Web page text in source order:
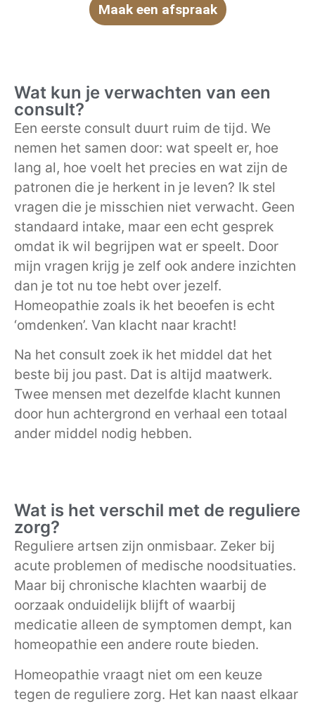
Maak een afspraak
Wat kun je verwachten van een
consult?
Een eerste consult duurt ruim de tijd. We
nemen het samen door: wat speelt er, hoe
lang al, hoe voelt het precies en wat zijn de
patronen die je herkent in je leven? Ik stel
vragen die je misschien niet verwacht. Geen
standaard intake, maar een echt gesprek
omdat ik wil begrijpen wat er speelt. Door
mijn vragen krijg je zelf ook andere inzichten
dan je tot nu toe hebt over jezelf.
Homeopathie zoals ik het beoefen is echt
‘omdenken’. Van klacht naar kracht!
Na het consult zoek ik het middel dat het
beste bij jou past. Dat is altijd maatwerk.
Twee mensen met dezelfde klacht kunnen
door hun achtergrond en verhaal een totaal
ander middel nodig hebben.
Wat is het verschil met de reguliere
zorg?
Reguliere artsen zijn onmisbaar. Zeker bij
acute problemen of medische noodsituaties.
Maar bij chronische klachten waarbij de
oorzaak onduidelijk blijft of waarbij
medicatie alleen de symptomen dempt, kan
homeopathie een andere route bieden.
Homeopathie vraagt niet om een keuze
tegen de reguliere zorg. Het kan naast elkaar